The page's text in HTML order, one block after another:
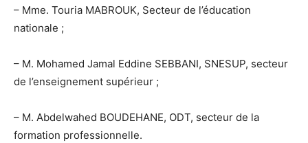
– Mme. Touria MABROUK, Secteur de l’éducation
nationale ;
– M. Mohamed Jamal Eddine SEBBANI, SNESUP, secteur
de l’enseignement supérieur ;
– M. Abdelwahed BOUDEHANE, ODT, secteur de la
formation professionnelle.